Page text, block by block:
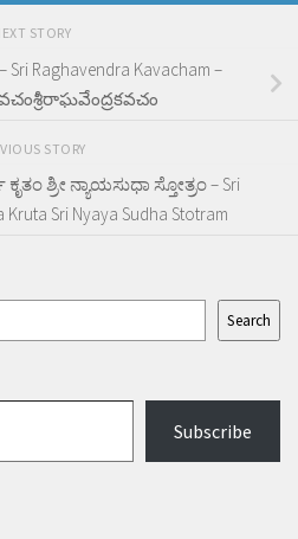
STORY
Raghavendra Kavacham –
STORY
ಶ್ರೀ ನ್ಯಾಯಸುಧಾ ಸ್ತೋತ್ರಂ – Sri
Sri Nyaya Sudha Stotram
Search
Subscribe